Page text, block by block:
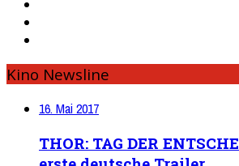
Kino Newsline
16. Mai 2017
THOR: TAG DER